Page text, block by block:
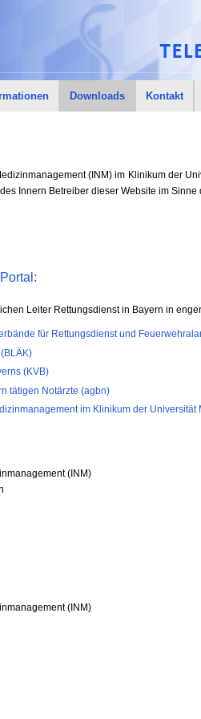
Downloads Kontakt
(INM) im Klinikum der
Innern Betreiber dieser Website im Sinne
Leiter Rettungsdienst in Bayern in
für Rettungsdienst und
(KVB)
tätigen Notärzte (agbn)
im Klinikum der Universität
(INM)
(INM)